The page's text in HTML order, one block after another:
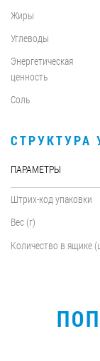
Жиры
Углеводы
Энергетическая
ценность
Соль
СТРУКТУРА
ПАРАМЕТРЫ
Штрих-код упаковки
Вес (г)
Количество в ящике